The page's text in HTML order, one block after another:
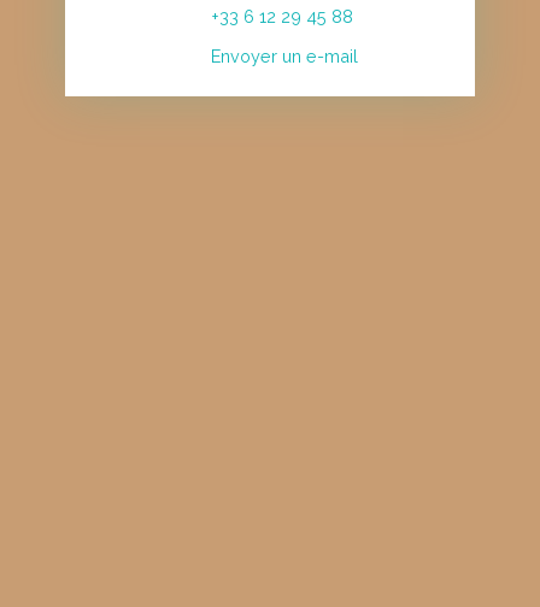
+33 6 12 29 45 88
Envoyer un e-mail